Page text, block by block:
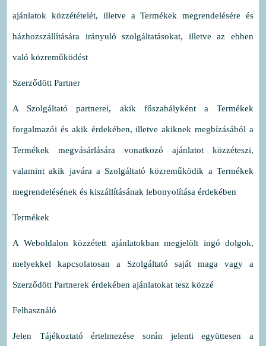
ajánlatok közzétételét, illetve a Termékek megrendelésére és
házhozszállítására irányuló szolgáltatásokat, illetve az ebben
való közreműködést
Szerződött Partner
A Szolgáltató partnerei, akik főszabályként a Termékek
forgalmazói és akik érdekében, illetve akiknek megbízásából a
Termékek megvásárlására vonatkozó ajánlatot közzéteszi,
valamint akik javára a Szolgáltató közreműködik a Termékek
megrendelésének és kiszállításának lebonyolítása érdekében
Termékek
A Weboldalon közzétett ajánlatokban megjelölt ingó dolgok,
melyekkel kapcsolatosan a Szolgáltató saját maga vagy a
Szerződött Partnerek érdekében ajánlatokat tesz közzé
Felhasználó
Jelen Tájékoztató értelmezése során jelenti együttesen a